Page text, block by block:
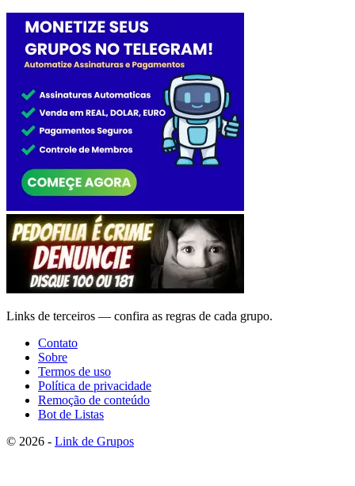
Links de terceiros — confira as regras de cada grupo.
Contato
Sobre
Termos de uso
Política de privacidade
Remoção de conteúdo
Bot de Listas
© 2026 - Link de Grupos